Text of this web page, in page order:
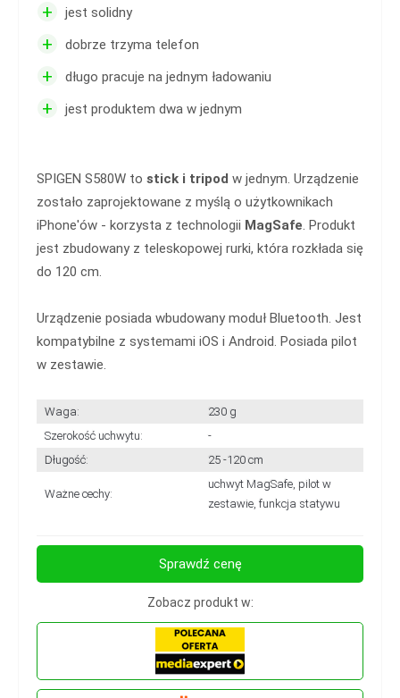
+ jest solidny
+ dobrze trzyma telefon
+ długo pracuje na jednym ładowaniu
+ jest produktem dwa w jednym
SPIGEN S580W to stick i tripod w jednym. Urządzenie
zostało zaprojektowane z myślą o użytkownikach
iPhone'ów - korzysta z technologii MagSafe. Produkt
jest zbudowany z teleskopowej rurki, która rozkłada się
do 120 cm.
Urządzenie posiada wbudowany moduł Bluetooth. Jest
kompatybilne z systemami iOS i Android. Posiada pilot
w zestawie.
Waga:
230 g
Szerokość uchwytu:
-
Długość:
25 -120 cm
Ważne cechy:
uchwyt MagSafe, pilot w
zestawie, funkcja statywu
Sprawdź cenę
Zobacz produkt w: